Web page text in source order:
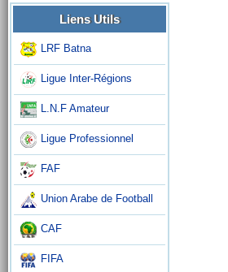
Liens Utils
LRF Batna
Ligue Inter-Régions
L.N.F Amateur
Ligue Professionnel
FAF
Union Arabe de Football
CAF
FIFA